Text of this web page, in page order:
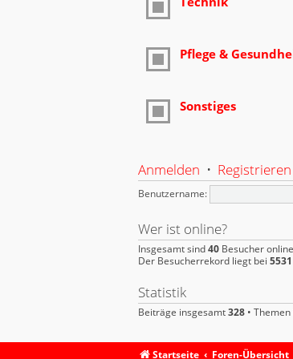
Pflege &
Sonstiges
Anmelden • Registrieren
Benutzername:
Wer ist online?
Insgesamt sind40 Besucher
Der Besucherrekord liegt bei 5531
Statistik
Beiträge insgesamt328 •
Startseite Foren-Übersicht